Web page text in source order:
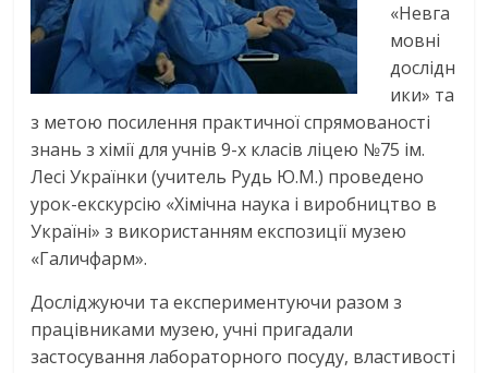
«Невга
мовні
дослідн
ики» та
з метою посилення практичної спрямованості
знань з хімії для учнів 9-х класів ліцею №75 ім.
Лесі Українки (учитель Рудь Ю.М.) проведено
урок-екскурсію «Хімічна наука і виробництво в
Україні» з використанням експозиції музею
«Галичфарм».
Досліджуючи та експериментуючи разом з
працівниками музею, учні пригадали
застосування лабораторного посуду, властивості